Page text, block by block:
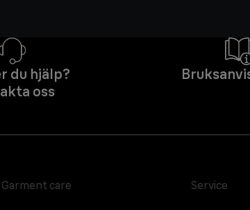
du hjälp?
oss
Garment care Service